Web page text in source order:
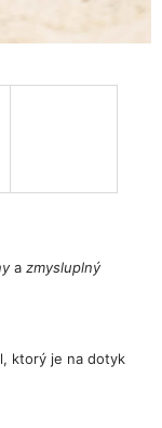
a zmysluplný
ktorý je na dotyk